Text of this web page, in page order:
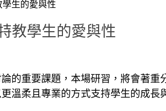
生的愛與性
教學生的愛與性
的重要課題，本場研習，將會著重
溫柔且專業的方式支持學生的成長